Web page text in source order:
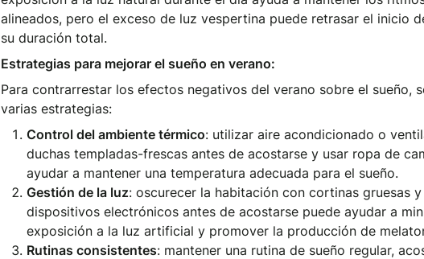
alineados, pero el exceso de luz vespertina puede retrasar el inicio
su duración total.
Estrategias para mejorar el sueño en verano:
Para contrarrestar los efectos negativos del verano sobre el sueño,
varias estrategias:
Control del ambiente térmico: utilizar aire acondicionado o
duchas templadas-frescas antes de acostarse y usar ropa de
ayudar a mantener una temperatura adecuada para el sueño.
Gestión de la luz: oscurecer la habitación con cortinas gruesas
dispositivos electrónicos antes de acostarse puede ayudar a
exposición a la luz artificial y promover la producción de
Rutinas consistentes: mantener una rutina de sueño regular,